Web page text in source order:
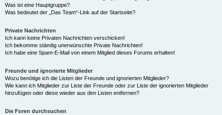
Was ist eine Hauptgruppe?
Was bedeutet der „Das Team“-Link auf der Startseite?
Private Nachrichten
Ich kann keine Privaten Nachrichten verschicken!
Ich bekomme ständig unerwünschte Private Nachrichten!
Ich habe eine Spam-E-Mail von einem Mitglied dieses Forums erhalten!
Freunde und ignorierte Mitglieder
Wozu benötige ich die Listen der Freunde und ignorierten Mitglieder?
Wie kann ich Mitglieder zur Liste der Freunde oder zur Liste der ignorierten Mitglieder
hinzufügen oder diese wieder aus den Listen entfernen?
Die Foren durchsuchen